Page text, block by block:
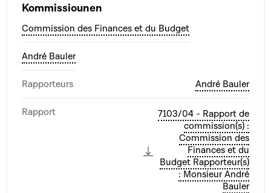
Kommissiounen
Commission des Finances et du Budget
André Bauler
Rapporteurs André Bauler
Rapport
7103/04 - Rapport de
commission(s) :
Commission des
Finances et du
Budget Rapporteur(s)
: Monsieur André
Bauler